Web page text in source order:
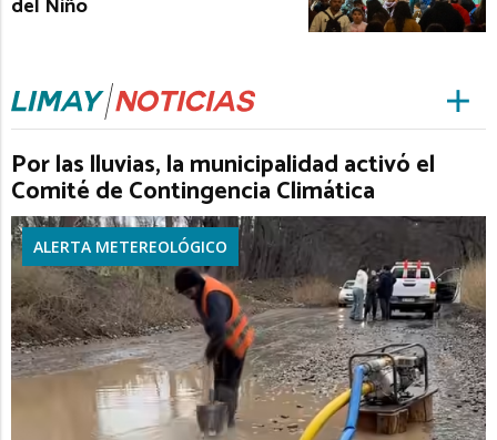
Por las lluvias, la municipalidad activó el
Comité de Contingencia Climática
ALERTA METEREOLÓGICO